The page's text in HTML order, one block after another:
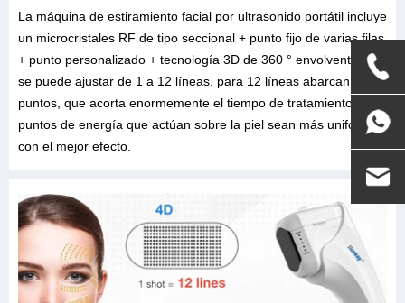
La máquina de estiramiento facial por ultrasonido portátil incluye
un microcristales RF de tipo seccional + punto fijo de varias filas
+ punto personalizado + tecnología 3D de 360 ° envolvente. 4D
se puede ajustar de 1 a 12 líneas, para 12 líneas abarcan 300
puntos, que acorta enormemente el tiempo de tratamiento ylos
puntos de energía que actúan sobre la piel sean más uniformes
con el mejor efecto.